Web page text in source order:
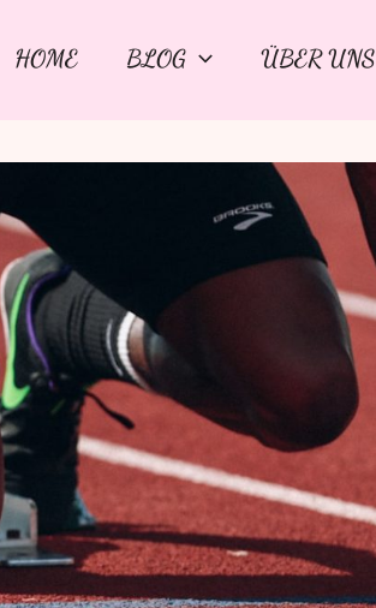
HOME BLOG ÜBER UNS